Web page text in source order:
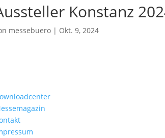
Konstanz
messebuero | Okt. 9, 2024